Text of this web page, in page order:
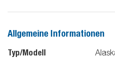
Allgemeine Informationen
Typ/Modell